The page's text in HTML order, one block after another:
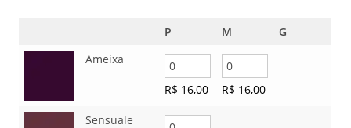
P M
G
Ameixa
R$ 16,00 R$ 16,00
Sensuale